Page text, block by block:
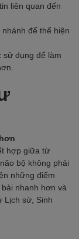
liên quan đến
để thể hiện
sử dụng để làm
hợp giữa từ
bộ không phải
những điểm
nhanh hơn và
Lịch sử, Sinh